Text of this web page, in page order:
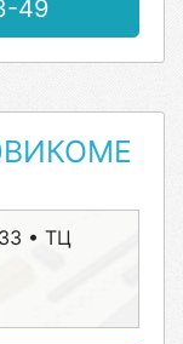
49
• ТЦ